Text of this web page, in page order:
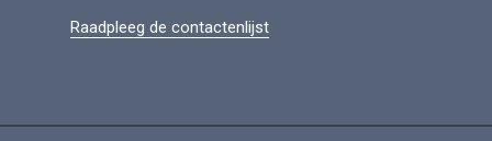
Raadpleeg de contactenlijst